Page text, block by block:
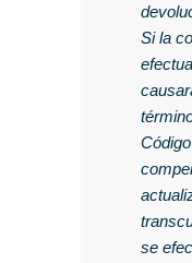
Si la
se